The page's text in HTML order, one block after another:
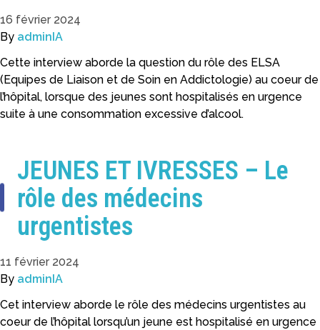
16 février 2024
By adminIA
Cette interview aborde la question du rôle des ELSA
(Equipes de Liaison et de Soin en Addictologie) au coeur de
l’hôpital, lorsque des jeunes sont hospitalisés en urgence
suite à une consommation excessive d’alcool.
JEUNES ET IVRESSES – Le
rôle des médecins
urgentistes
11 février 2024
By adminIA
Cet interview aborde le rôle des médecins urgentistes au
coeur de l’hôpital lorsqu’un jeune est hospitalisé en urgence